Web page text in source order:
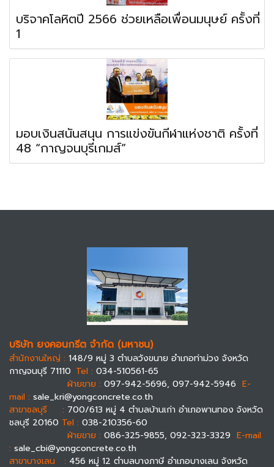
บริจาคโลหิตปี 2566 ช่วยเหลือเพื่อนมนุษย์ ครั้งที่
1
มอบเงินสนันสนุน การแข่งขันกีฬาแห่งชาติ ครั้งที่
48 “กาญจนบุรีเกมส์”
บริษัท ยงคอนกรีต จำกัด (มหาชน)
สำนักงานใหญ่ : 148/9 หมู่ 3 ตำบลวังขนาย อำเภอท่าม่วง จังหวัด
กาญจนบุรี 71110 Tel : 034-510561-65
ฝ่ายขาย : 097-942-5696, 097-942-5946 E-
mail : sale_kri@yongconcrete.co.th
สาขาชลบุรี : 700/613 หมู่ 4 ตำบลบ้านเก่า อำเภอพานทอง จังหวัด
ชลบุรี 20160 Tel : 038-210356-60
ฝ่ายขาย : 086-325-9855, 092-323-3329 E-mail
: sale_cbi@yongconcrete.co.th
สาขาบางเลน : 456 หมู่ 12 ตำบลบางภาษี อำเภอบางเลน จังหวัด